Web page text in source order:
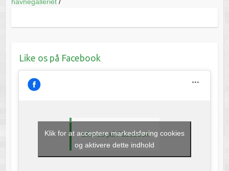
Like os på Facebook
Like os på Facebook
Klik for at acceptere markedsføring cookies
og aktivere dette indhold